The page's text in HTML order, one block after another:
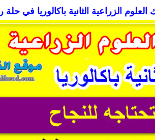
الزراعية الثانية باكالوريا في حلة